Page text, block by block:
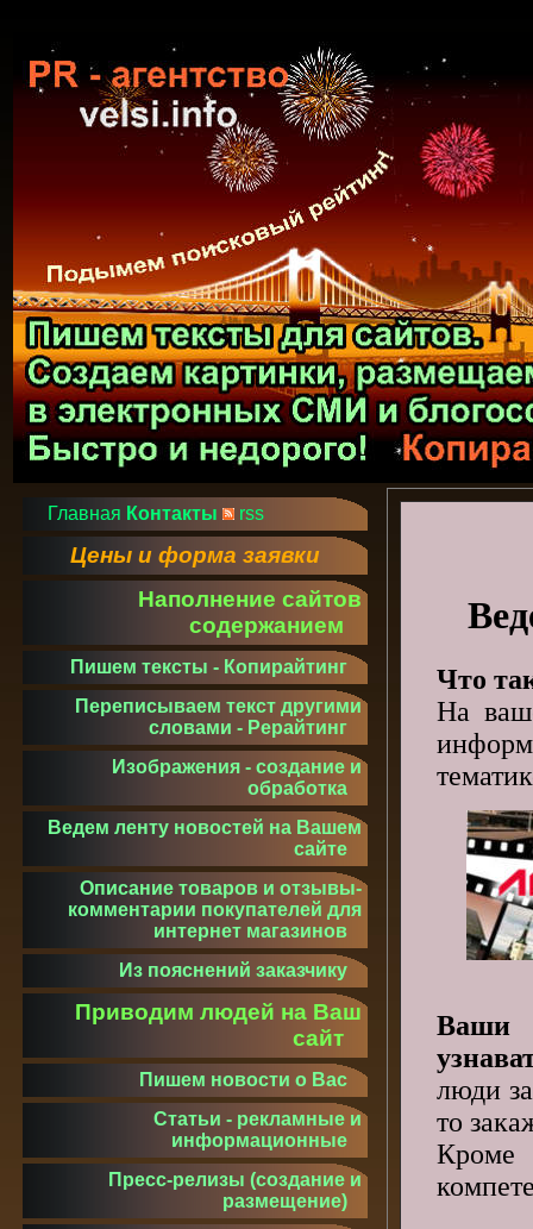
Что
На
Ваши
люди
то
Кроме
Главная Контакты rss
Цены и форма заявки
Наполнение сайтов
содержанием
Пишем тексты - Копирайтинг
Переписываем текст другими
словами - Рерайтинг
Изображения - создание и
обработка
Ведем ленту новостей на Вашем
сайте
Описание товаров и отзывы-
комментарии покупателей для
интернет магазинов
Из пояснений заказчику
Приводим людей на Ваш
сайт
Пишем новости о Вас
Статьи - рекламные и
информационные
Пресс-релизы (создание и
размещение)